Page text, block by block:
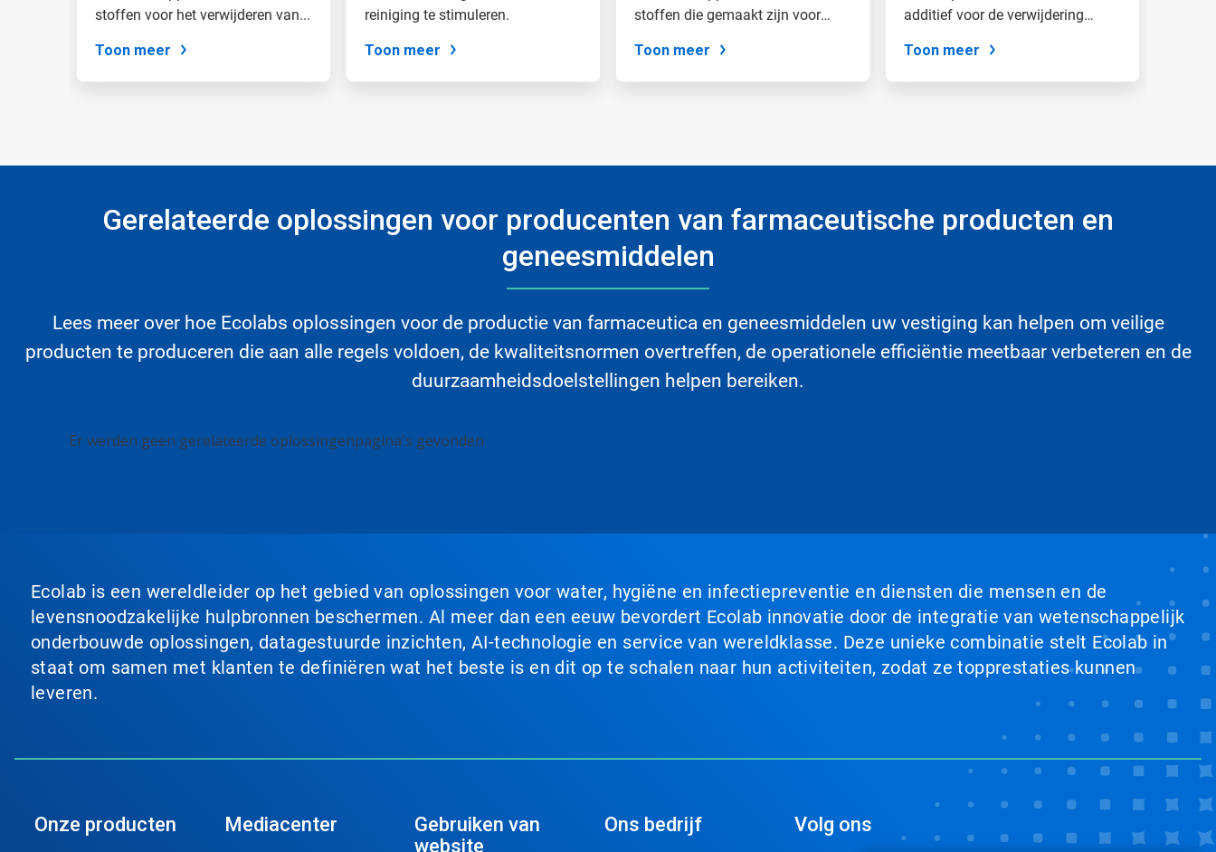
stoffen voor het verwijderen van...
Toon meer
reiniging te stimuleren.
Toon meer
stoffen die gemaakt zijn voor
Toon meer
additief voor de verwijdering
Toon meer
Gerelateerde oplossingen voor producenten van farmaceutische producten en
geneesmiddelen
Lees meer over hoe Ecolabs oplossingen voor de productie van farmaceutica en geneesmiddelen uw vestiging kan helpen om veilige
producten te produceren die aan alle regels voldoen, de kwaliteitsnormen overtreffen, de operationele efficiëntie meetbaar verbeteren en de
duurzaamheidsdoelstellingen helpen bereiken.
Dit
Vorige
er
doorheen
te
navigeren
of
dia
diastippen.
Er werden geen gerelateerde oplossingenpagina's gevonden
Ecolab is een wereldleider op het gebied van oplossingen voor water, hygiëne en infectiepreventie en diensten die mensen en de
levensnoodzakelijke hulpbronnen beschermen. Al meer dan een eeuw bevordert Ecolab innovatie door de integratie van wetenschappelijk
onderbouwde oplossingen, datagestuurde inzichten, AI-technologie en service van wereldklasse. Deze unieke combinatie stelt Ecolab in
staat om samen met klanten te definiëren wat het beste is en dit op te schalen naar hun activiteiten, zodat ze topprestaties kunnen
leveren.
Onze producten Mediacenter
Gebruiken van
website
Ons bedrijf Volg ons